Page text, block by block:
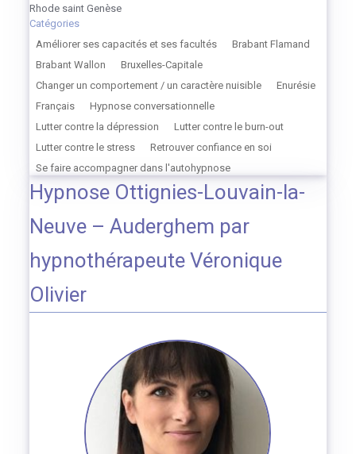
Rhode saint Genèse
Catégories
Améliorer ses capacités et ses facultés
Brabant Flamand
Brabant Wallon
Bruxelles-Capitale
Changer un comportement / un caractère nuisible
Enurésie
Français
Hypnose conversationnelle
Lutter contre la dépression
Lutter contre le burn-out
Lutter contre le stress
Retrouver confiance en soi
Se faire accompagner dans l'autohypnose
Hypnose Ottignies-Louvain-la-
Neuve – Auderghem par
hypnothérapeute Véronique
Olivier